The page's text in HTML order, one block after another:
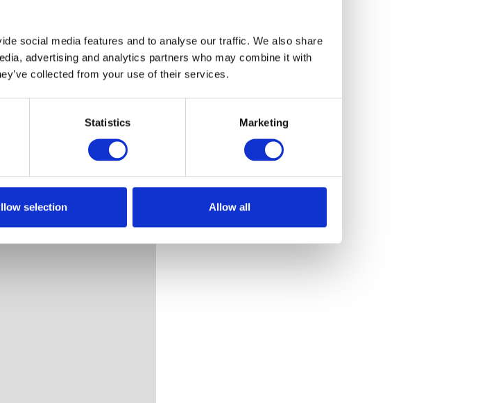
social media features and to analyse our traffic. We also share
advertising and analytics partners who may combine it with
collected from your use of their services.
Statistics Marketing
selection Allow all